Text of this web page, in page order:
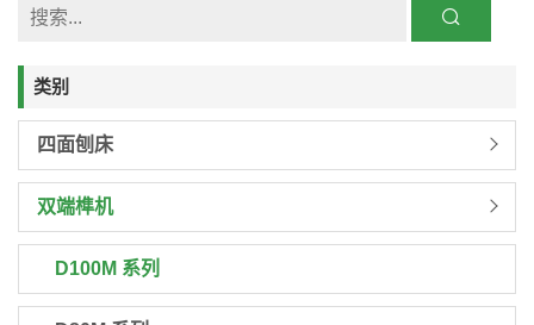
类别
四面刨床
双端榫机
D100M 系列